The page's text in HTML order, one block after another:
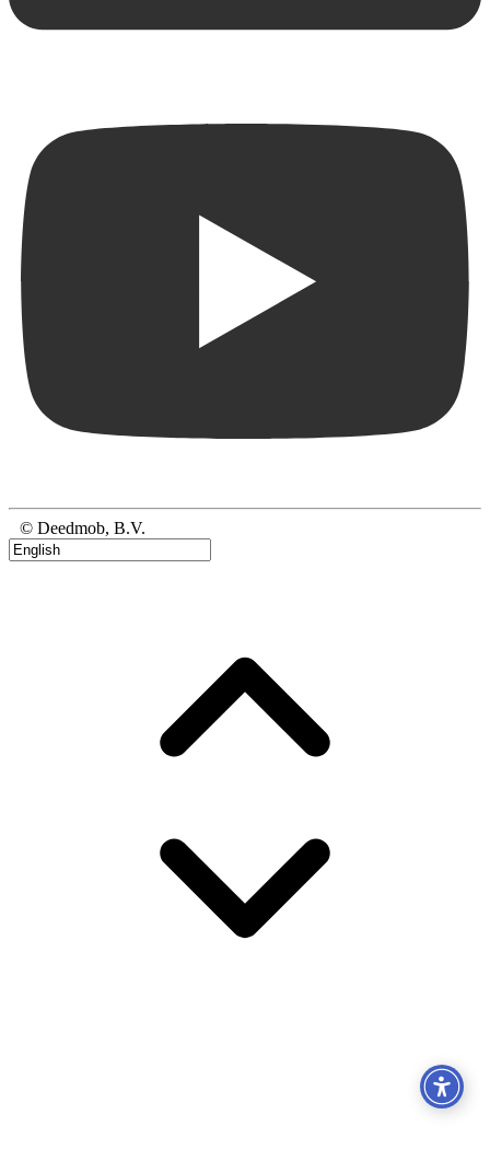
© Deedmob, B.V.